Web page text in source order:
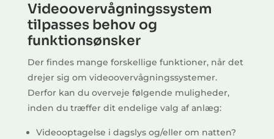
Videoovervågningssystem
tilpasses behov og
funktionsønsker
Der findes mange forskellige funktioner, når det
drejer sig om videoovervågningssystemer.
Derfor kan du overveje følgende muligheder,
inden du træffer dit endelige valg af anlæg:
Videooptagelse i dagslys og/eller om natten?